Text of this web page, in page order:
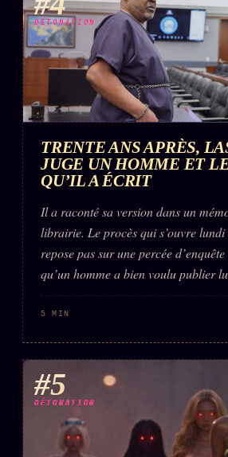
DÉTONATION
TRENTE ANS APRÈS,
JUGE UN HOMME ET
QU’IL A ÉCRIT
Il a raconté sa version dans un
librairie. Le procès qui s’ouvre lundi
repose pas sur une percée
qu’un homme a bien voulu publier
5 MIN
#5
DÉTONATION